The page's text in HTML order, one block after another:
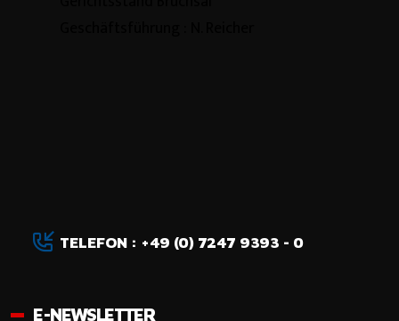
TELEFON : +49 (0) 7247 9393 - 0
E-NEWSLETTER